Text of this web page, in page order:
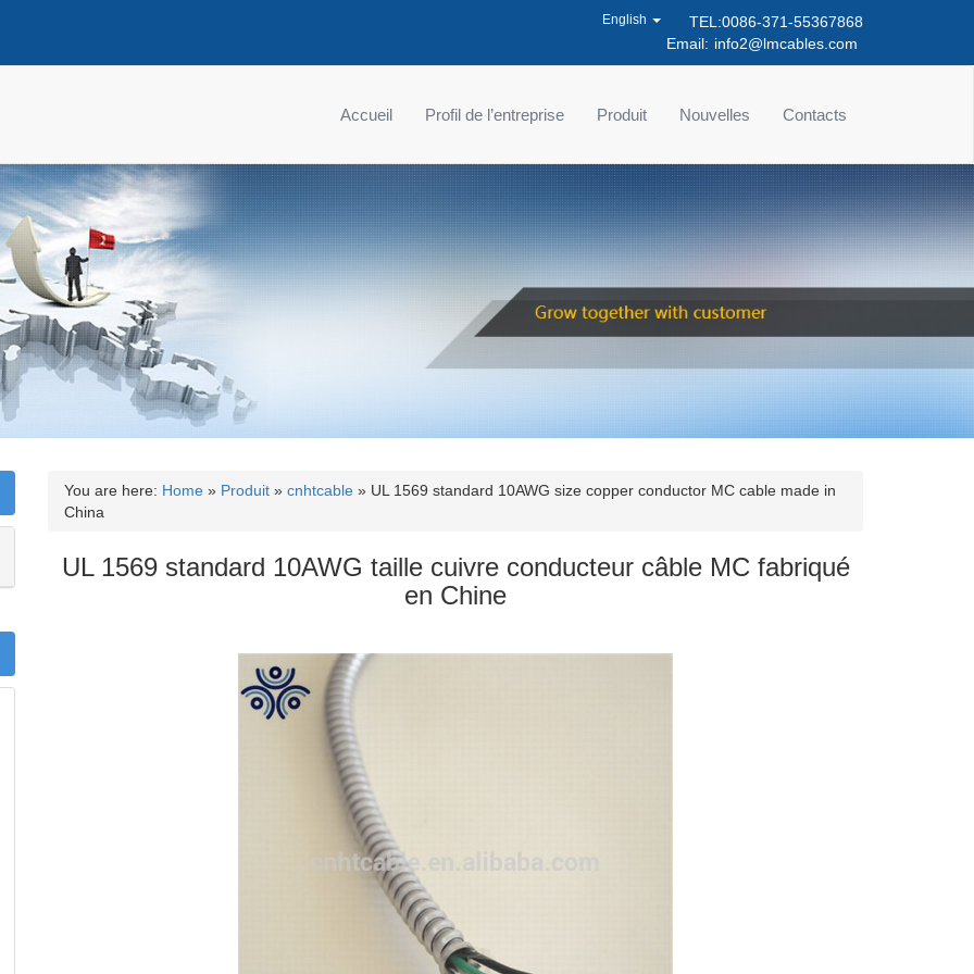
TEL:0086-371-55367868
Email: info2@lmcables.com
English
Accueil Profil de l’entreprise Produit Nouvelles Contacts
You are here: Home » Produit » cnhtcable » UL 1569 standard 10AWG size copper conductor MC cable made in
China
UL 1569 standard 10AWG taille cuivre conducteur câble MC fabriqué
en Chine